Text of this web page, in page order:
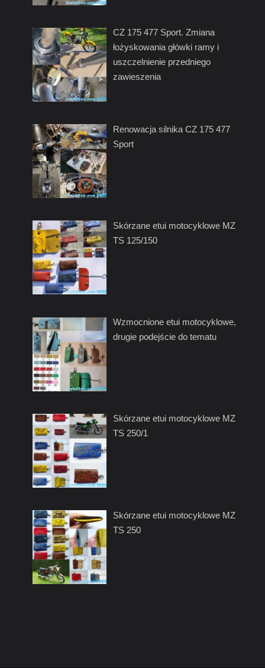
CZ 175 477 Sport. Zmiana
łożyskowania główki ramy i
uszczelnienie przedniego
zawieszenia
Renowacja silnika CZ 175 477
Sport
Skórzane etui motocyklowe MZ
TS 125/150
Wzmocnione etui motocyklowe,
drugie podejście do tematu
Skórzane etui motocyklowe MZ
TS 250/1
Skórzane etui motocyklowe MZ
TS 250